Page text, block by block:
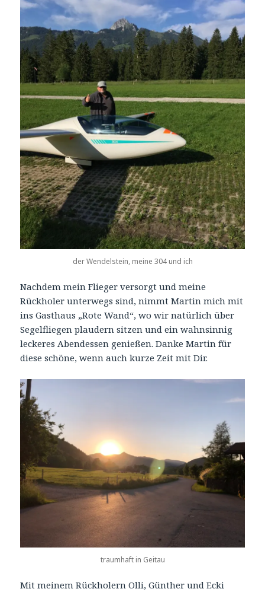
der Wendelstein, meine 304 und ich
Nachdem mein Flieger versorgt und meine
Rückholer unterwegs sind, nimmt Martin mich mit
ins Gasthaus „Rote Wand“, wo wir natürlich über
Segelfliegen plaudern sitzen und ein wahnsinnig
leckeres Abendessen genießen. Danke Martin für
diese schöne, wenn auch kurze Zeit mit Dir.
traumhaft in Geitau
Mit meinem Rückholern Olli, Günther und Ecki